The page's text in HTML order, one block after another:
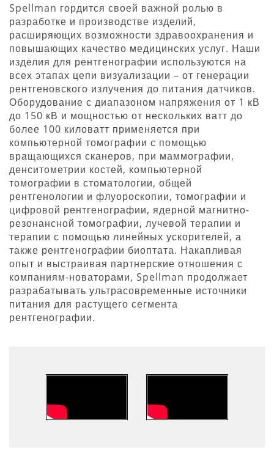
Spellman гордится своей важной ролью в
разработке и производстве изделий,
расширяющих возможности здравоохранения и
повышающих качество медицинских услуг. Наши
изделия для рентгенографии используются на
всех этапах цепи визуализации – от генерации
рентгеновского излучения до питания датчиков.
Оборудование с диапазоном напряжения от 1 кВ
до 150 кВ и мощностью от нескольких ватт до
более 100 киловатт применяется при
компьютерной томографии с помощью
вращающихся сканеров, при маммографии,
денситометрии костей, компьютерной
томографии в стоматологии, общей
рентгенологии и флуороскопии, томографии и
цифровой рентгенографии, ядерной магнитно-
резонансной томографии, лучевой терапии и
терапии с помощью линейных ускорителей, а
также рентгенографии биоптата. Накапливая
опыт и выстраивая партнерские отношения с
компаниям-новаторами, Spellman продолжает
разрабатывать ультрасовременные источники
питания для растущего сегмента
рентгенографии.